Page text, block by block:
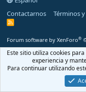
Contactarnos
Términos
R
Forum software by XenForo®
Este sitio utiliza cookies
experiencia y
Para continuar utilizando